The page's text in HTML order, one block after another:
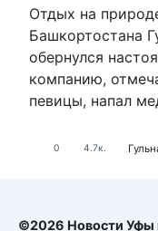
Отдых на
Башкортостана
обернулся
компанию,
певицы, напал
0 4.7к.
©2026 Новости Уфы